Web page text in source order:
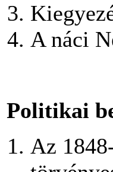
A náci
Politikai
Az